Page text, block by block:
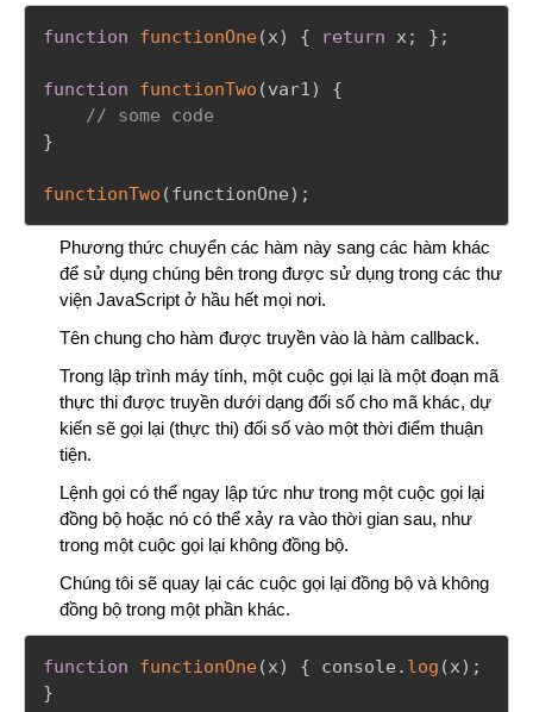
function functionOne(x) { return x ; } ;
function functionTwo (var1 )
{
// some code
}
functionTwo (functionOne) ;
Phương thức chuyển các hàm này sang các hàm khác
để sử dụng chúng bên trong được sử dụng trong các thư
viện JavaScript ở hầu hết mọi nơi.
Tên chung cho hàm được truyền vào là hàm callback.
Trong lập trình máy tính, một cuộc gọi lại là một đoạn mã
thực thi được truyền dưới dạng đối số cho mã khác, dự
kiến sẽ gọi lại (thực thi) đối số vào một thời điểm thuận
tiện.
Lệnh gọi có thể ngay lập tức như trong một cuộc gọi lại
đồng bộ hoặc nó có thể xảy ra vào thời gian sau, như
trong một cuộc gọi lại không đồng bộ.
Chúng tôi sẽ quay lại các cuộc gọi lại đồng bộ và không
đồng bộ trong một phần khác.
function functionOne(x) { console . log (x) ;
}